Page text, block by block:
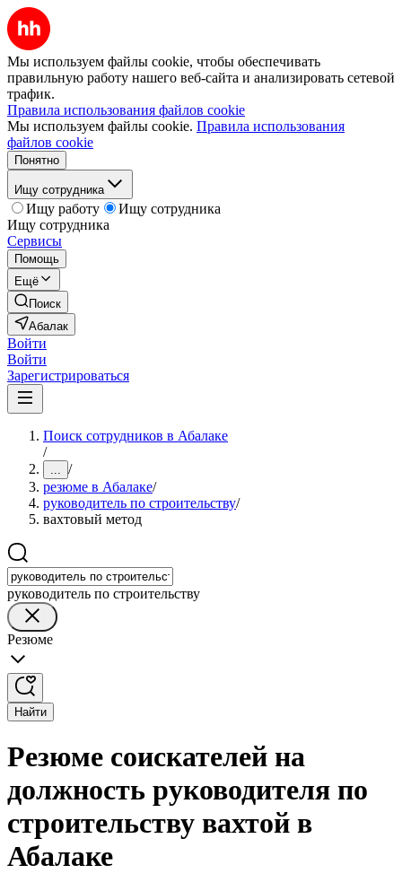
Мы используем файлы cookie, чтобы обеспечивать
правильную работу нашего веб-сайта и анализировать сетевой
трафик.
Правила использования файлов cookie
Мы используем файлы cookie. Правила использования
файлов cookie
Понятно
Ищу сотрудника
Ищу работу
Ищу сотрудника
Ищу сотрудника
Сервисы
Помощь
Ещё
Поиск
Абалак
Войти
Войти
Зарегистрироваться
Поиск сотрудников в Абалаке
/
... /
резюме в Абалаке/
руководитель по строительству/
вахтовый метод
руководитель по строительству
Резюме
Найти
Резюме соискателей на
должность руководителя по
строительству вахтой в
Абалаке